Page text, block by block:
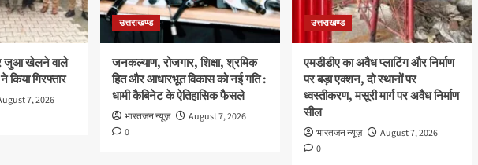
जुआ खेलने वाले
किया गिरफ्तार
7, 2026
उत्तराखण्ड
जनकल्याण, रोजगार, शिक्षा, श्रमिक
हित और आधारभूत विकास को नई गति :
धामी कैबिनेट के ऐतिहासिक फैसले
भारतजन न्यूज़
August 7, 2026
0
उत्तराखण्ड
एमडीडीए का अवैध प्लाटिंग और निर्माण
पर बड़ा एक्शन, दो स्थानों पर
ध्वस्तीकरण, मसूरी मार्ग पर अवैध निर्माण
सील
भारतजन न्यूज़
August 7, 2026
0